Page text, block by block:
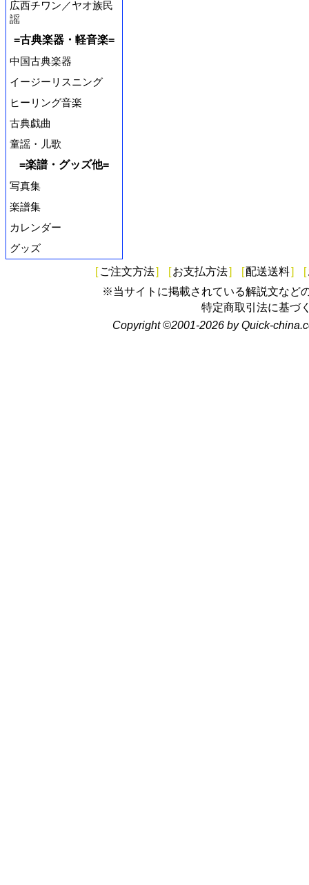
広西チワン／ヤオ族民
謡
=古典楽器・軽音楽=
中国古典楽器
イージーリスニング
ヒーリング音楽
古典戯曲
童謡・儿歌
=楽譜・グッズ他=
写真集
楽譜集
カレンダー
グッズ
[ ご注文方法] [お支払方法] [配送送料] [
※当サイトに掲載されている解説文など
特定商取引法に基づ
Copyright ©2001-2026 by Quick-